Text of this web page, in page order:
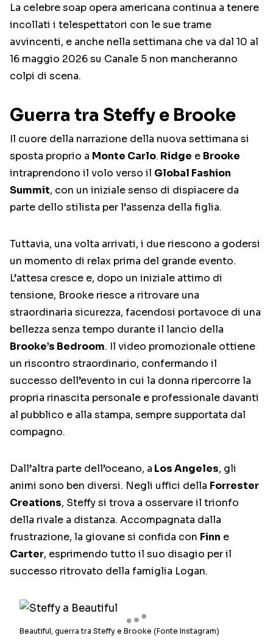
La celebre soap opera americana continua a tenere
incollati i telespettatori con le sue trame
avvincenti, e anche nella settimana che va dal 10 al
16 maggio 2026 su Canale 5 non mancheranno
colpi di scena.
Guerra tra Steffy e Brooke
Il cuore della narrazione della nuova settimana si
sposta proprio a Monte Carlo. Ridge e Brooke
intraprendono il volo verso il Global Fashion
Summit, con un iniziale senso di dispiacere da
parte dello stilista per l’assenza della figlia.
Tuttavia, una volta arrivati, i due riescono a godersi
un momento di relax prima del grande evento.
L’attesa cresce e, dopo un iniziale attimo di
tensione, Brooke riesce a ritrovare una
straordinaria sicurezza, facendosi portavoce di una
bellezza senza tempo durante il lancio della
Brooke’s Bedroom. Il video promozionale ottiene
un riscontro straordinario, confermando il
successo dell’evento in cui la donna ripercorre la
propria rinascita personale e professionale davanti
al pubblico e alla stampa, sempre supportata dal
compagno.
Dall’altra parte dell’oceano, a Los Angeles, gli
animi sono ben diversi. Negli uffici della Forrester
Creations, Steffy si trova a osservare il trionfo
della rivale a distanza. Accompagnata dalla
frustrazione, la giovane si confida con Finn e
Carter, esprimendo tutto il suo disagio per il
successo ritrovato della famiglia Logan.
Beautiful, guerra tra Steffy e Brooke (Fonte Instagram)